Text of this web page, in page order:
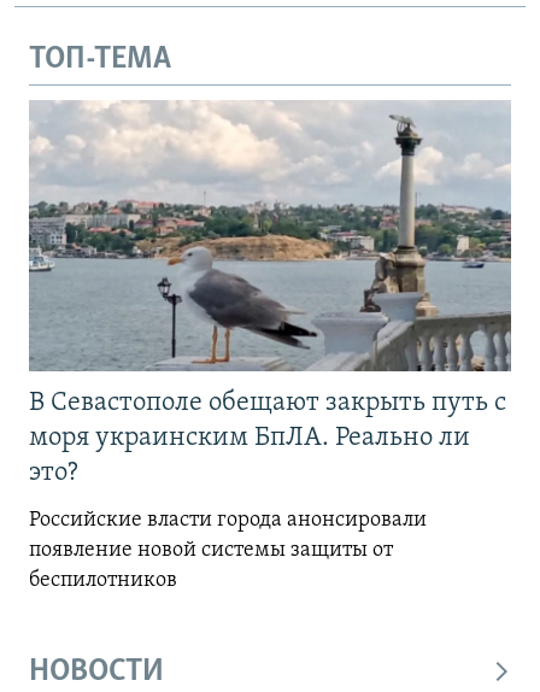
ТОП-ТЕМА
В Севастополе обещают закрыть путь с
моря украинским БпЛА. Реально ли
это?
Российские власти города анонсировали
появление новой системы защиты от
беспилотников
НОВОСТИ